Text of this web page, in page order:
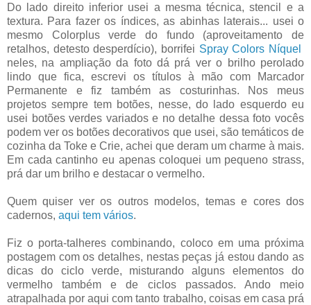
Do lado direito inferior usei a mesma técnica, stencil e a
textura. Para fazer os índices, as abinhas laterais... usei o
mesmo Colorplus verde do fundo (aproveitamento de
retalhos, detesto desperdício), borrifei Spray Colors Níquel
neles, na ampliação da foto dá prá ver o brilho perolado
lindo que fica, escrevi os títulos à mão com Marcador
Permanente e fiz também as costurinhas. Nos meus
projetos sempre tem botões, nesse, do lado esquerdo eu
usei botões verdes variados e no detalhe dessa foto vocês
podem ver os botões decorativos que usei, são temáticos de
cozinha da Toke e Crie, achei que deram um charme à mais.
Em cada cantinho eu apenas coloquei um pequeno strass,
prá dar um brilho e destacar o vermelho.
Quem quiser ver os outros modelos, temas e cores dos
cadernos, aqui tem vários.
Fiz o porta-talheres combinando, coloco em uma próxima
postagem com os detalhes, nestas peças já estou dando as
dicas do ciclo verde, misturando alguns elementos do
vermelho também e de ciclos passados. Ando meio
atrapalhada por aqui com tanto trabalho, coisas em casa prá